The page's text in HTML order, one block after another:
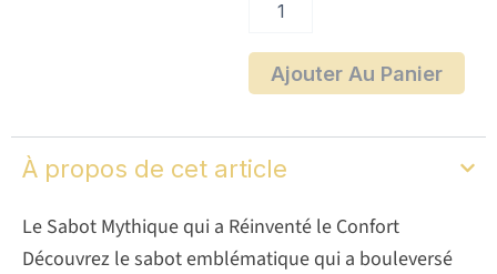
Ajouter Au Panier
À propos de cet article
Le Sabot Mythique qui a Réinventé le Confort
Découvrez le sabot emblématique qui a bouleversé